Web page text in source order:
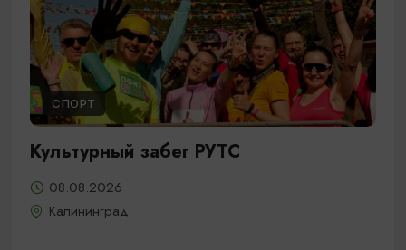
СПОРТ
Культурный забег РУТС
08.08.2026
Калининград